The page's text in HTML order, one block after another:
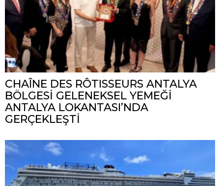
CHAÎNE DES RÔTISSEURS ANTALYA
BÖLGESİ GELENEKSEL YEMEĞİ
ANTALYA LOKANTASI’NDA
GERÇEKLEŞTİ